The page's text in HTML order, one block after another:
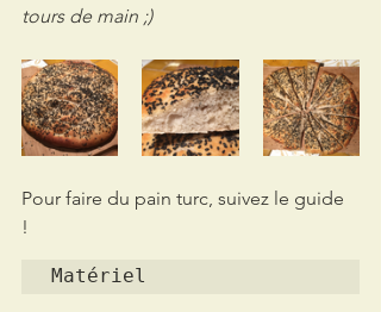
tours de main ;)
Pour faire du pain turc, suivez le guide
!
Matériel